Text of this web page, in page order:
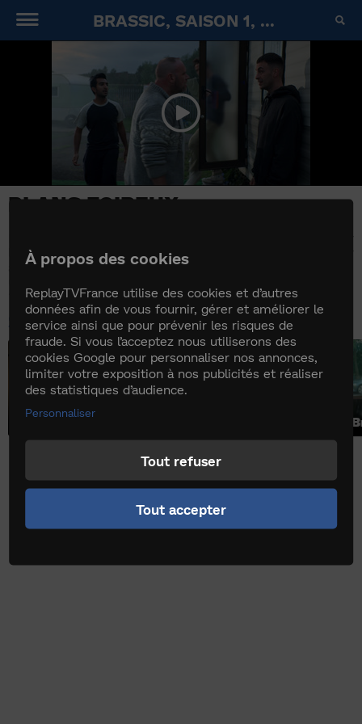
BRASSIC, SAISON 1, ...
PLANS FOIREUX
le défi d’affronter aux poings un rival. En boxer
aguerri, Ash est plutôt confiant. Vinnie soupçonne
Sandy et décide de se battre pour l'honneur de son
ami. Sa relation avec Dylan prend une place
grandissante dans la vie d’Erin.
Similaires
Une histoire de Carpes
À propos des cookies
ReplayTVFrance utilise des cookies et d’autres
données afin de vous fournir, gérer et améliorer le
service ainsi que pour prévenir les risques de
fraude. Si vous l’acceptez nous utiliserons des
cookies Google pour personnaliser nos annonces,
limiter votre exposition à nos publicités et réaliser
des statistiques d’audience.
Personnaliser
Tout refuser
Tout accepter